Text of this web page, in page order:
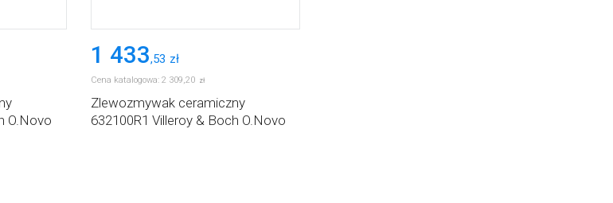
O.Novo
1 433,53 zł
Cena katalogowa: 2 309,20 zł
Zlewozmywak ceramiczny
632100R1 Villeroy & Boch O.Novo